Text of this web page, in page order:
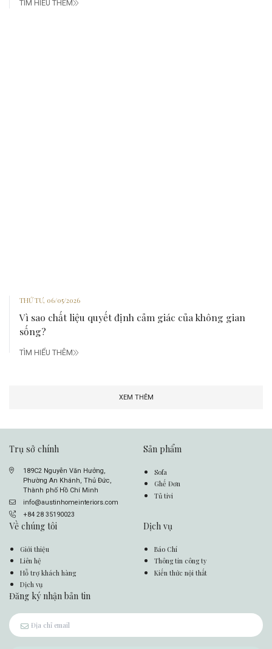
TÌM HIỂU THÊM
THỨ TƯ, 06/05/2026
Vì sao chất liệu quyết định cảm giác của không gian
sống?
TÌM HIỂU THÊM
XEM THÊM
Trụ sở chính
189C2 Nguyễn Văn Hưởng,
Phường An Khánh, Thủ Đức,
Thành phố Hồ Chí Minh
info@austinhomeinteriors.com
+84 28 35190023
Sản phẩm
Sofa
Ghế Đơn
Tủ tivi
Về chúng tôi
Giới thiệu
Liên hệ
Hỗ trợ khách hàng
Dịch vụ
Dịch vụ
Báo Chí
Thông tin công ty
Kiến thức nội thất
Đăng ký nhận bản tin